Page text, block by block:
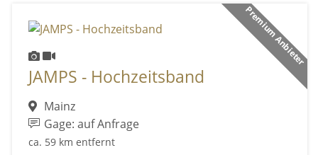
Premium Anbieter
JAMPS - Hochzeitsband
Mainz
Gage: auf Anfrage
ca. 59 km entfernt